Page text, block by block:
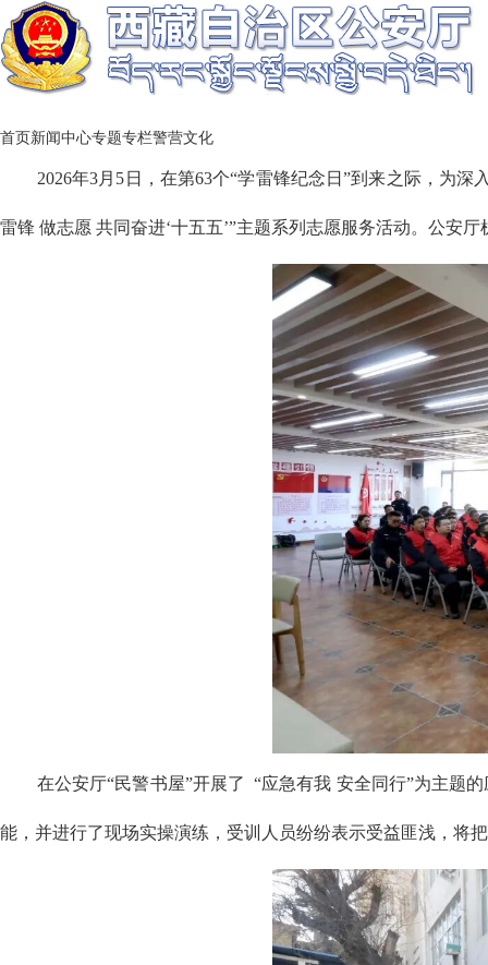
首页新闻中心专题专栏警营文化
2026年3月5日，在第63个“学雷锋纪念日”到来之际，为
雷锋 做志愿 共同奋进‘十五五’”主题系列志愿服务活动。公安
在公安厅“民警书屋”开展了 “应急有我 安全同行”为主题
能，并进行了现场实操演练，受训人员纷纷表示受益匪浅，将